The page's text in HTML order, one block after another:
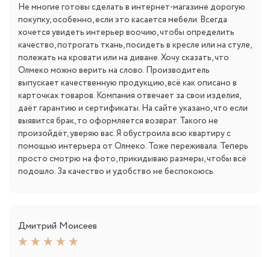
Не многие готовы сделать в интернет-магазине дорогую
покупку, особенно, если это касается мебели. Всегда
хочется увидеть интерьер воочию, чтобы определить
качество, потрогать ткань, посидеть в кресле или на стуле,
полежать на кровати или на диване. Хочу сказать, что
Олмеко можно верить на слово. Производитель
выпускает качественную продукцию, всё как описано в
карточках товаров. Компания отвечает за свои изделия,
даёт гарантию и сертификаты. На сайте указано, что если
выявится брак, то оформляется возврат. Такого не
произойдёт, уверяю вас. Я обустроила всю квартиру с
помощью интерьера от Олмеко. Тоже переживала. Теперь
просто смотрю на фото, прикидываю размеры, чтобы всё
подошло. За качество и удобство не беспокоюсь.
Дмитрий Моисеев